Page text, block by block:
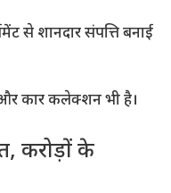
से शानदार संपत्ति बनाई
कार कलेक्शन भी है।
करोड़ों के